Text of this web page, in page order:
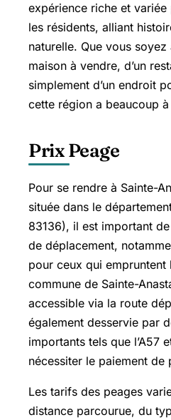
expérience riche et
les résidents, alliant
naturelle. Que vous soyez
maison à vendre, d’un
simplement d’un endroit
cette région a beaucoup
Prix Peage
Pour se rendre à Sainte-
située dans le
83136), il est important
de déplacement,
pour ceux qui empruntent
commune de Sainte-
accessible via la route
également desservie par
importants tels que l’A57
nécessiter le paiement de
Les tarifs des peages
distance parcourue, du